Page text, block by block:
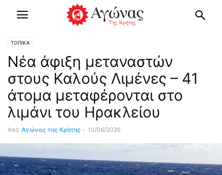
ΤΟΠΙΚΑ
Νέα άφιξη μεταναστών
στους Καλούς Λιμένες – 41
άτομα μεταφέρονται στο
λιμάνι του Ηρακλείου
Από Αγώνας της Κρήτης - 10/06/2026